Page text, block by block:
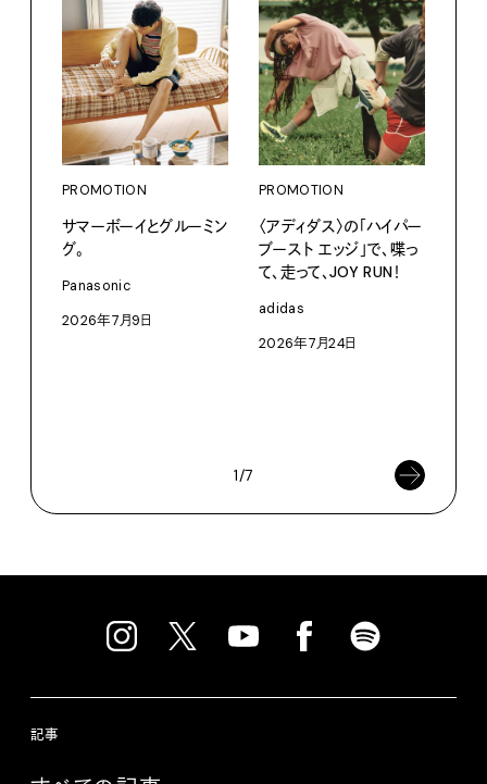
PROMOTION
サマーボーイとグルーミン
グ。
Panasonic
2026年7月9日
PROMOTION
〈アディダス〉の「ハイパー
ブースト エッジ」で、喋っ
て、走って、JOY RUN！
adidas
2026年7月24日
1/7
記事